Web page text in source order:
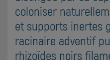
coloniser
et supports inertes
racinaire adventif
rhizoïdes noirs